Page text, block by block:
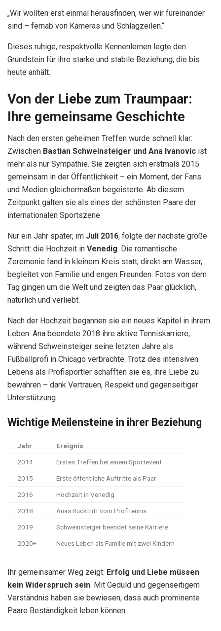
„Wir wollten erst einmal herausfinden, wer wir füreinander
sind – fernab von Kameras und Schlagzeilen.“
Dieses ruhige, respektvolle Kennenlernen legte den
Grundstein für ihre starke und stabile Beziehung, die bis
heute anhält.
Von der Liebe zum Traumpaar:
Ihre gemeinsame Geschichte
Nach den ersten geheimen Treffen wurde schnell klar:
Zwischen Bastian Schweinsteiger und Ana Ivanovic ist
mehr als nur Sympathie. Sie zeigten sich erstmals 2015
gemeinsam in der Öffentlichkeit – ein Moment, der Fans
und Medien gleichermaßen begeisterte. Ab diesem
Zeitpunkt galten sie als eines der schönsten Paare der
internationalen Sportszene.
Nur ein Jahr später, im Juli 2016, folgte der nächste große
Schritt: die Hochzeit in Venedig. Die romantische
Zeremonie fand in kleinem Kreis statt, direkt am Wasser,
begleitet von Familie und engen Freunden. Fotos von dem
Tag gingen um die Welt und zeigten das Paar glücklich,
natürlich und verliebt.
Nach der Hochzeit begannen sie ein neues Kapitel in ihrem
Leben. Ana beendete 2018 ihre aktive Tenniskarriere,
während Schweinsteiger seine letzten Jahre als
Fußballprofi in Chicago verbrachte. Trotz des intensiven
Lebens als Profisportler schafften sie es, ihre Liebe zu
bewahren – dank Vertrauen, Respekt und gegenseitiger
Unterstützung.
Wichtige Meilensteine in ihrer Beziehung
Jahr Ereignis
2014 Erstes Treffen bei einem Sportevent
2015 Erste öffentliche Auftritte als Paar
2016 Hochzeit in Venedig
2018 Anas Rücktritt vom Profitennis
2019 Schweinsteiger beendet seine Karriere
2020+ Neues Leben als Familie mit zwei Kindern
Ihr gemeinsamer Weg zeigt: Erfolg und Liebe müssen
kein Widerspruch sein. Mit Geduld und gegenseitigem
Verständnis haben sie bewiesen, dass auch prominente
Paare Beständigkeit leben können.